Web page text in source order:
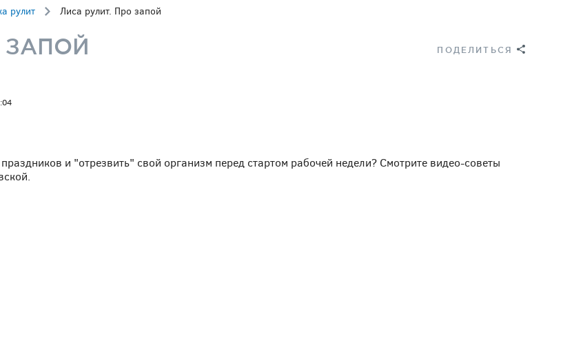
рулит Лиса рулит. Про запой
ЗАПОЙ ПОДЕЛИТЬСЯ
и "отрезвить" свой организм перед стартом рабочей недели? Смотрите видео-советы